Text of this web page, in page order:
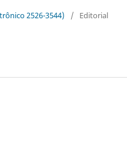
2526-3544) / Editorial